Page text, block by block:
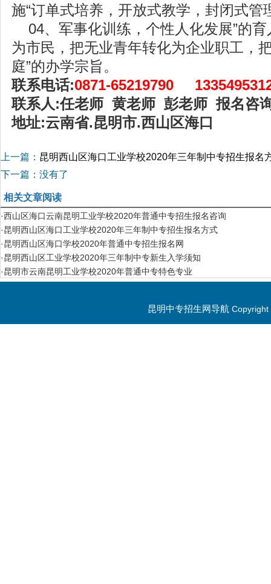
施“订单式培养，开放式教学，封闭式管
04、军事化训练，个性人化发展”的育
为市民，把无业青年转化为企业职工，
庭”的办学宗旨。
联系电话:0871-65219790
联系人:任老师 黄老师 彭老师 报名咨
地址:云南省.昆明市.西山区海口
上一篇： 昆明西山区海口工业学校2020年三年制中专招生报名
下一篇：没有了
相关文章阅读
·西山区海口云南昆明工业学校2020年普通中专招生报名咨询
·昆明西山区海口工业学校2020年三年制中专招生报名方式
·昆明西山区海口学校2020年普通中专招生报名网
·昆明西山区工业学校2020年三年制中专新生入学须知
·昆明市云南昆明工业学校2020年普通中专特色专业
昆明中专招生网导航 Copyright